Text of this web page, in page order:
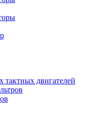
тактных двигателей